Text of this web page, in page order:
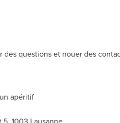
des questions et nouer des
apéritif